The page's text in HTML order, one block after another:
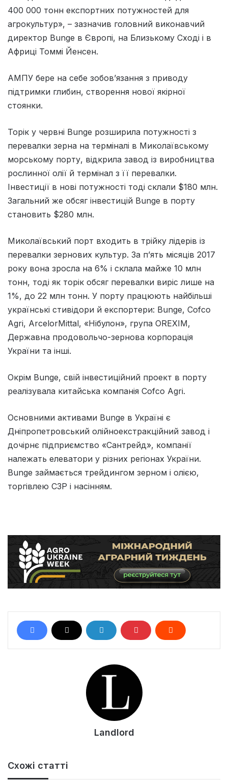
400 000 тонн експортних потужностей для
агрокультур», – зазначив головний виконавчий
директор Bunge в Європі, на Близькому Сході і в
Африці Томмі Йенсен.
АМПУ бере на себе зобов’язання з приводу
підтримки глибин, створення нової якірної
стоянки.
Торік у червні Bunge розширила потужності з
перевалки зерна на терміналі в Миколаївському
морському порту, відкрила завод із виробництва
рослинної олії й термінал з її перевалки.
Інвестиції в нові потужності тоді склали $180 млн.
Загальний же обсяг інвестицій Bunge в порту
становить $280 млн.
Миколаївський порт входить в трійку лідерів із
перевалки зернових культур. За п’ять місяців 2017
року вона зросла на 6% і склала майже 10 млн
тонн, тоді як торік обсяг перевалки виріс лише на
1%, до 22 млн тонн. У порту працюють найбільші
українські стивідори й експортери: Bunge, Cofco
Agri, ArcelorMittal, «Нібулон», група OREXIM,
Державна продовольчо-зернова корпорація
України та інші.
Окрім Bunge, свій інвестиційний проект в порту
реалізувала китайська компанія Cofco Agri.
Основними активами Bunge в Україні є
Дніпропетровський олійноекстракційний завод і
дочірнє підприємство «Сантрейд», компанії
належать елеватори у різних регіонах України.
Bunge займається трейдингом зерном і олією,
торгівлею CЗР і насінням.
Landlord
Схожі статті